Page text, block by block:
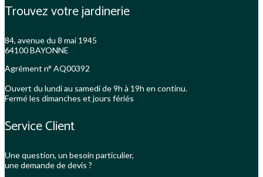
Trouvez votre jardinerie
84, avenue du 8 mai 1945
64100 BAYONNE
Agrément n° AQ00392
Ouvert du lundi au samedi de 9h à 19h en continu.
Fermé les dimanches et jours fériés
Service Client
Une question, un besoin particulier,
une demande de devis ?